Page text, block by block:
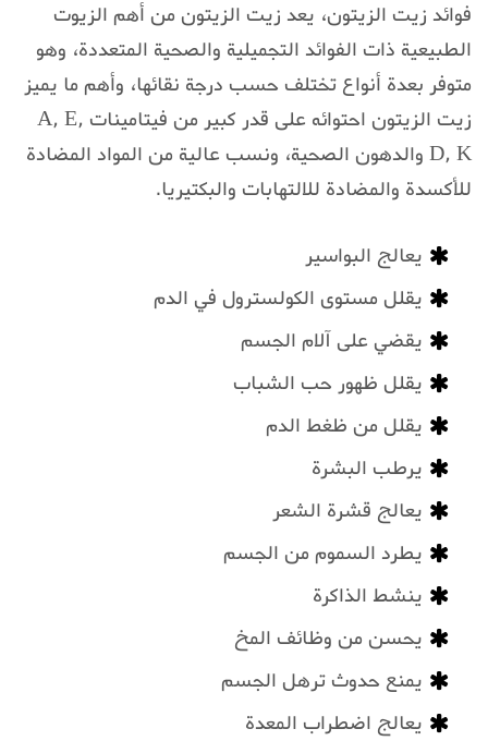
فوائد زيت الزيتون، يعد زيت الزيتون من أهم الزيوت
الطبيعية ذات الفوائد التجميلية والصحية المتعددة، وهو
متوفر بعدة أنواع تختلف حسب درجة نقائها، وأهم ما يميز
زيت الزيتون احتوائه على قدر كبير من فيتامينات A, E,
D, K والدهون الصحية، ونسب عالية من المواد المضادة
للأكسدة والمضادة للالتهابات والبكتيريا.
يعالج البواسير
يقلل مستوى الكولسترول في الدم
يقضي على آلام الجسم
يقلل ظهور حب الشباب
يقلل من ظغط الدم
يرطب البشرة
يعالج قشرة الشعر
يطرد السموم من الجسم
ينشط الذاكرة
يحسن من وظائف المخ
يمنع حدوث ترهل الجسم
يعالج اضطراب المعدة